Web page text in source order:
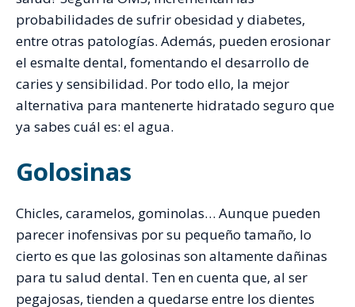
probabilidades de sufrir obesidad y diabetes,
entre otras patologías. Además, pueden erosionar
el esmalte dental, fomentando el desarrollo de
caries y sensibilidad. Por todo ello, la mejor
alternativa para mantenerte hidratado seguro que
ya sabes cuál es: el agua.
Golosinas
Chicles, caramelos, gominolas… Aunque pueden
parecer inofensivas por su pequeño tamaño, lo
cierto es que las golosinas son altamente dañinas
para tu salud dental. Ten en cuenta que, al ser
pegajosas, tienden a quedarse entre los dientes